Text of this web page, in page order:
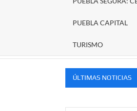
PUEBLA CAPITAL
TURISMO
ÚLTIMAS NOTICIAS
MERCADOS NACIONALES E